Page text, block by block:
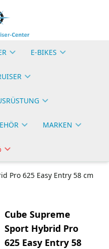
E-BIKES
MARKEN
Pro 625 Easy Entry 58 cm
Cube Supreme
Sport Hybrid Pro
625 Easy Entry 58